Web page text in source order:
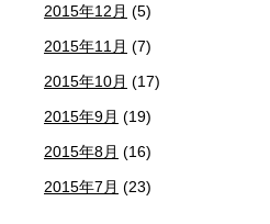
2015年12月 (5)
2015年11月 (7)
2015年10月 (17)
2015年9月 (19)
2015年8月 (16)
2015年7月 (23)